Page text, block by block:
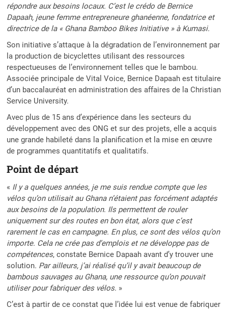
répondre aux besoins locaux. C’est le crédo de Bernice
Dapaah, jeune femme entrepreneure ghanéenne, fondatrice et
directrice de la « Ghana Bamboo Bikes Initiative » à Kumasi.
Son initiative s’attaque à la dégradation de l’environnement par
la production de bicyclettes utilisant des ressources
respectueuses de l’environnement telles que le bambou.
Associée principale de Vital Voice, Bernice Dapaah est titulaire
d’un baccalauréat en administration des affaires de la Christian
Service University.
Avec plus de 15 ans d’expérience dans les secteurs du
développement avec des ONG et sur des projets, elle a acquis
une grande habileté dans la planification et la mise en œuvre
de programmes quantitatifs et qualitatifs.
Point de départ
« Il y a quelques années, je me suis rendue compte que les
vélos qu’on utilisait au Ghana n’étaient pas forcément adaptés
aux besoins de la population. Ils permettent de rouler
uniquement sur des routes en bon état, alors que c’est
rarement le cas en campagne. En plus, ce sont des vélos qu’on
importe. Cela ne crée pas d’emplois et ne développe pas de
compétences, constate Bernice Dapaah avant d’y trouver une
solution. Par ailleurs, j’ai réalisé qu’il y avait beaucoup de
bambous sauvages au Ghana, une ressource qu’on pouvait
utiliser pour fabriquer des vélos. »
C’est à partir de ce constat que l’idée lui est venue de fabriquer